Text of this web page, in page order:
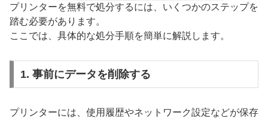
プリンターを無料で処分するには、いくつかのステップを
踏む必要があります。
ここでは、具体的な処分手順を簡単に解説します。
1. 事前にデータを削除する
プリンターには、使用履歴やネットワーク設定などが保存